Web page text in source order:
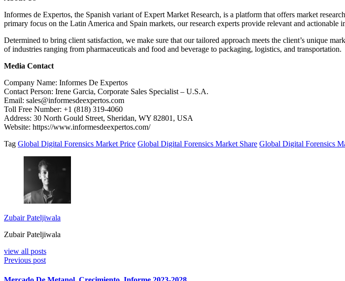
Informes de Expertos, the Spanish variant of Expert Market Research, is a platform that offers market
primary focus on the Latin America and Spain markets, our research experts provide relevant and
Determined to bring client satisfaction, we make sure that our tailored approach meets the client’s unique
of industries ranging from pharmaceuticals and food and beverage to packaging, logistics, and transportation.
Media Contact
Company Name: Informes De Expertos
Contact Person: Irene Garcia, Corporate Sales Specialist – U.S.A.
Email: sales@informesdeexpertos.com
Toll Free Number: +1 (818) 319-4060
Address: 30 North Gould Street, Sheridan, WY 82801, USA
Website: https://www.informesdeexpertos.com/
Tag Global Digital Forensics Market Price Global Digital Forensics Market Share Global Digital Forensics
Zubair Pateljiwala
Zubair Pateljiwala
view all posts
Previous post